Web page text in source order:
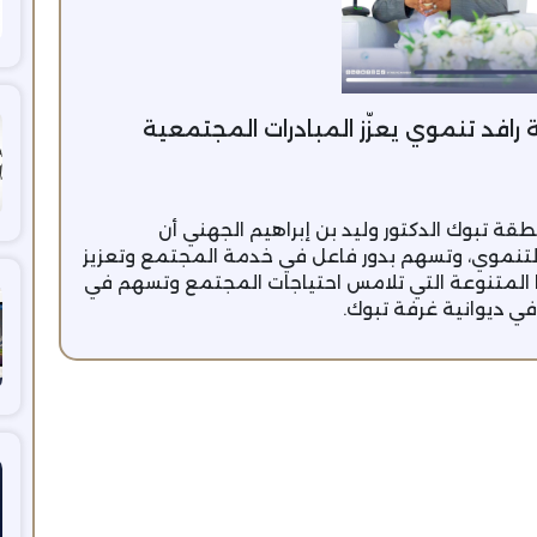
رافد تنموي يعزّز المبادرات المجتمعية
تبوك الدكتور وليد بن إبراهيم الجهني أن
وتسهم بدور فاعل في خدمة المجتمع وتعزيز
المتنوعة التي تلامس احتياجات المجتمع وتسهم في
ديوانية غرفة تبوك.